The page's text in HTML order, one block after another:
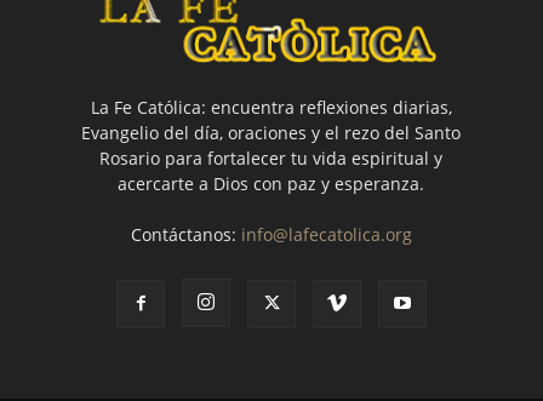
La Fe Católica: encuentra reflexiones diarias,
Evangelio del día, oraciones y el rezo del Santo
Rosario para fortalecer tu vida espiritual y
acercarte a Dios con paz y esperanza.
Contáctanos: info@lafecatolica.org